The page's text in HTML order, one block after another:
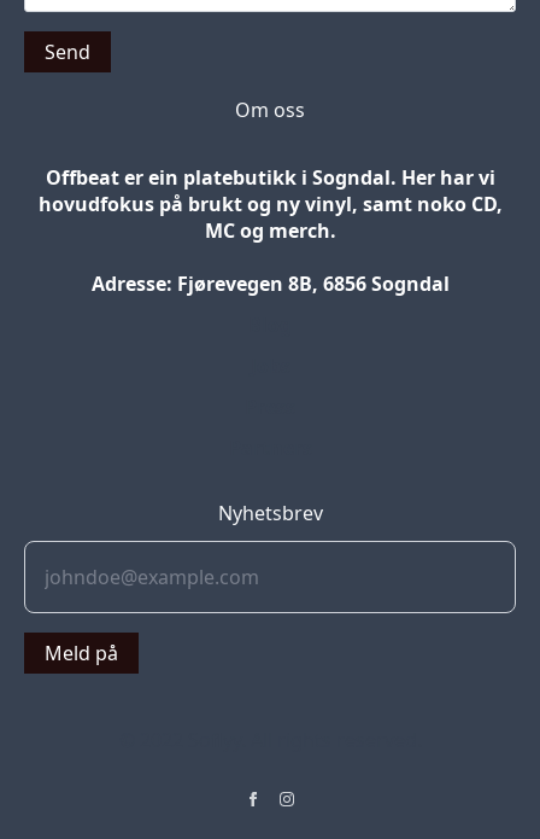
Send
Om oss
Offbeat er ein platebutikk i Sogndal. Her har vi
hovudfokus på brukt og ny vinyl, samt noko CD,
MC og merch.
Adresse: Fjørevegen 8B, 6856 Sogndal
Nyhetsbrev
Meld på